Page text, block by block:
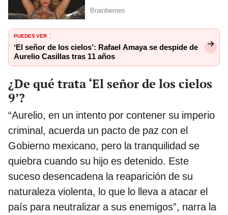
PUEDES VER :
‘El señor de los cielos’: Rafael Amaya se despide de
Aurelio Casillas tras 11 años
¿De qué trata ‘El señor de los cielos
9’?
“Aurelio, en un intento por contener su imperio
criminal, acuerda un pacto de paz con el
Gobierno mexicano, pero la tranquilidad se
quiebra cuando su hijo es detenido. Este
suceso desencadena la reaparición de su
naturaleza violenta, lo que lo lleva a atacar el
país para neutralizar a sus enemigos”, narra la